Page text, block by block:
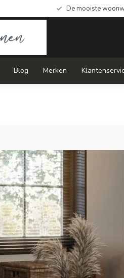
De mooiste
Blog Merken